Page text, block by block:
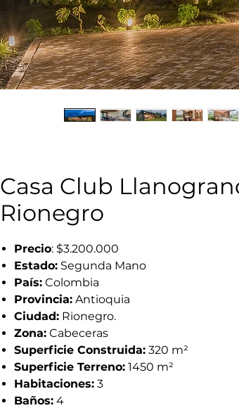
Casa Club
Rionegro
Precio: $3.200.000
Estado: Segunda Mano
País: Colombia
Provincia: Antioquia
Ciudad: Rionegro.
Zona: Cabeceras
Superficie Construida: 320 m²
Superficie Terreno: 1450 m²
Habitaciones: 3
Baños: 4